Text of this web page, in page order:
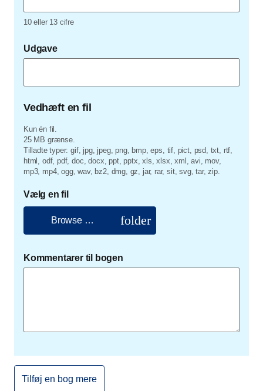
10 eller 13 cifre
Udgave
Vedhæft en fil
Kun én fil.
25 MB grænse.
Tilladte typer: gif, jpg, jpeg, png, bmp, eps, tif, pict, psd, txt, rtf,
html, odf, pdf, doc, docx, ppt, pptx, xls, xlsx, xml, avi, mov,
mp3, mp4, ogg, wav, bz2, dmg, gz, jar, rar, sit, svg, tar, zip.
Vælg en fil
Browse … folder
Kommentarer til bogen